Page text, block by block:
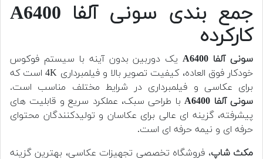
جمع بندی سونی آلفا A6400
کارکرده
سونی آلفا A6400
یک دوربین بدون آینه با سیستم فوکوس
خودکار فوق العاده، کیفیت تصویر بالا و فیلمبرداری 4K است که
برای عکاسی و فیلمبرداری در شرایط مختلف مناسب است.
سونی آلفا A6400
با طراحی سبک، عملکرد سریع و قابلیت های
پیشرفته، گزینه ای عالی برای عکاسان و تولیدکنندگان محتوای
حرفه ای و نیمه حرفه ای است.
مکث شاپ، فروشگاه تخصصی تجهیزات عکاسی، بهترین گزینه